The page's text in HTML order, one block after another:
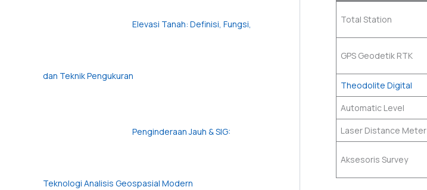
Elevasi Tanah: Definisi, Fungsi,
dan Teknik Pengukuran
Penginderaan Jauh & SIG:
Teknologi Analisis Geospasial Modern
Total Station
GPS Geodetik RTK
Theodolite Digital
Automatic Level
Laser Distance Meter
Aksesoris Survey